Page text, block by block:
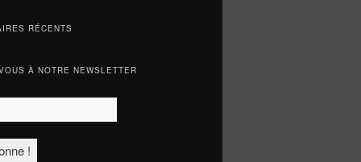
RÉCENTS
À NOTRE NEWSLETTER